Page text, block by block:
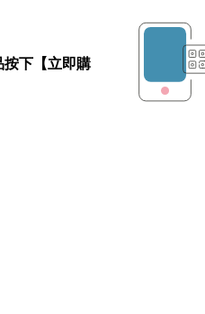
按下【立即購